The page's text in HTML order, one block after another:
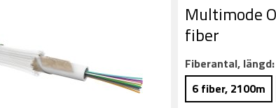
Multimode
fiber
Fiberantal, längd:
6 fiber, 2100m